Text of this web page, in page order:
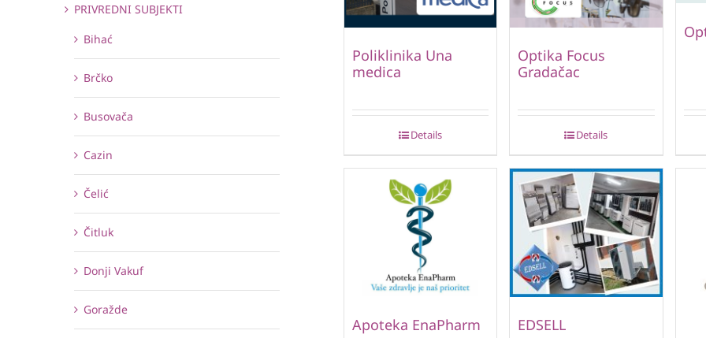
Poliklinika Una
medica
Details
Optika Focus
Gradačac
Details
Apoteka EnaPharm EDSELL
PRIVREDNI SUBJEKTI
Bihać
Brčko
Busovača
Cazin
Čelić
Čitluk
Donji Vakuf
Goražde